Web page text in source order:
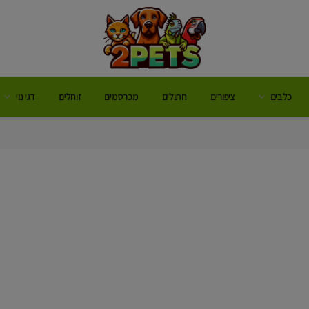
כלבים ציפורים חתולים מכרסמים זוחלים דגי נוי